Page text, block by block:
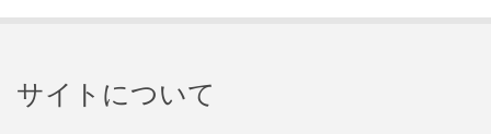
サイトについて